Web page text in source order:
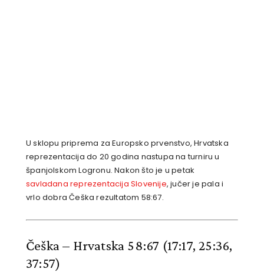
U sklopu priprema za Europsko prvenstvo, Hrvatska
reprezentacija do 20 godina nastupa na turniru u
španjolskom Logronu. Nakon što je u petak
savladana reprezentacija Slovenije, jučer je pala i
vrlo dobra Češka rezultatom 58:67.
Češka – Hrvatska 58:67 (17:17, 25:36,
37:57)